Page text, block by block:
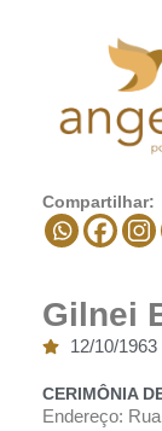
Compartilhar:
Gilnei
12/10/1963
CERIMÔNIA
Endereço: